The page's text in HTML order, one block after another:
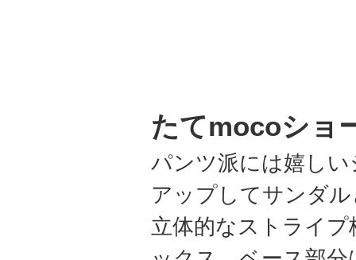
たてmocoショ
パンツ派には嬉し
アップしてサンダ
立体的なストライ